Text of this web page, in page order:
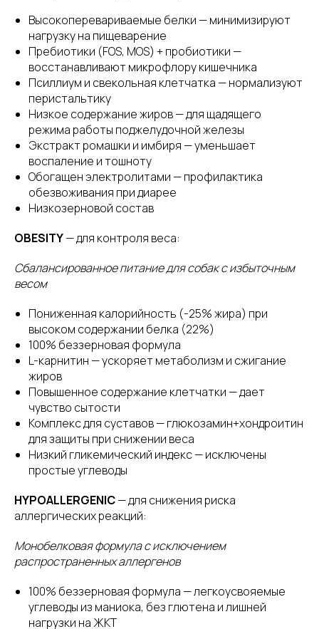
Высокоперевариваемые белки — минимизируют
нагрузку на пищеварение
Пребиотики (FOS, MOS) + пробиотики —
восстанавливают микрофлору кишечника
Псиллиум и свекольная клетчатка — нормализуют
перистальтику
Низкое содержание жиров — для щадящего
режима работы поджелудочной железы
Экстракт ромашки и имбиря — уменьшает
воспаление и тошноту
Обогащен электролитами — профилактика
обезвоживания при диарее
Низкозерновой состав
OBESITY— для контроля веса:
Сбалансированное питание для собак с избыточным
весом
Пониженная калорийность (-25% жира) при
высоком содержании белка (22%)
100% беззерновая формула
L-карнитин — ускоряет метаболизм и сжигание
жиров
Повышенное содержание клетчатки — дает
чувство сытости
Комплекс для суставов — глюкозамин+хондроитин
для защиты при снижении веса
Низкий гликемический индекс — исключены
простые углеводы
HYPOALLERGENIC— для снижения риска
аллергических реакций:
Монобелковая формула с исключением
распространенных аллергенов
100% беззерновая формула — легкоусвояемые
углеводы из маниока, без глютена и лишней
нагрузки на ЖКТ